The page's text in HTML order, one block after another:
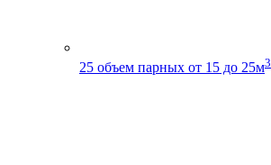
25 объем парных от 15 до 25м3